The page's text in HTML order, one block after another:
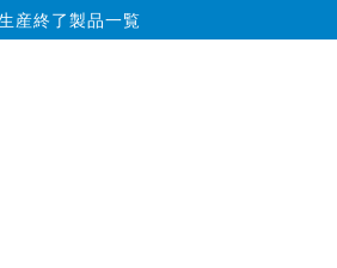
産終了製品一覧